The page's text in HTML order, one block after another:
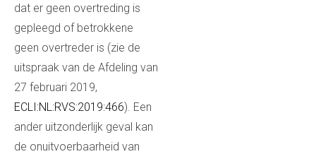
dat er geen overtreding is
gepleegd of betrokkene
geen overtreder is (zie de
uitspraak van de Afdeling van
27 februari 2019,
ECLI:NL:RVS:2019:466). Een
ander uitzonderlijk geval kan
de onuitvoerbaarheid van